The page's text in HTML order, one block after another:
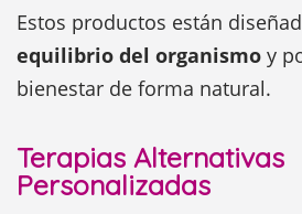
Estos productos están
equilibrio del organismo y
bienestar de forma natural.
Terapias Alternativas
Personalizadas